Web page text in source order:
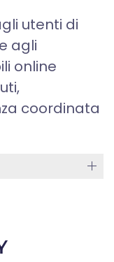
utenti di
agli
online
coordinata